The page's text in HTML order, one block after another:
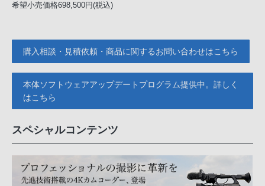
希望小売価格698,500円(税込)
購入相談・見積依頼・商品に関するお問い合わせはこちら
本体ソフトウェアアップデートプログラム提供中。詳しく
はこちら
スペシャルコンテンツ